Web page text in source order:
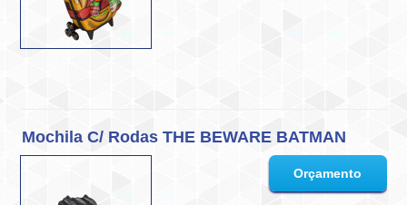
Mochila C/ Rodas THE BEWARE BATMAN